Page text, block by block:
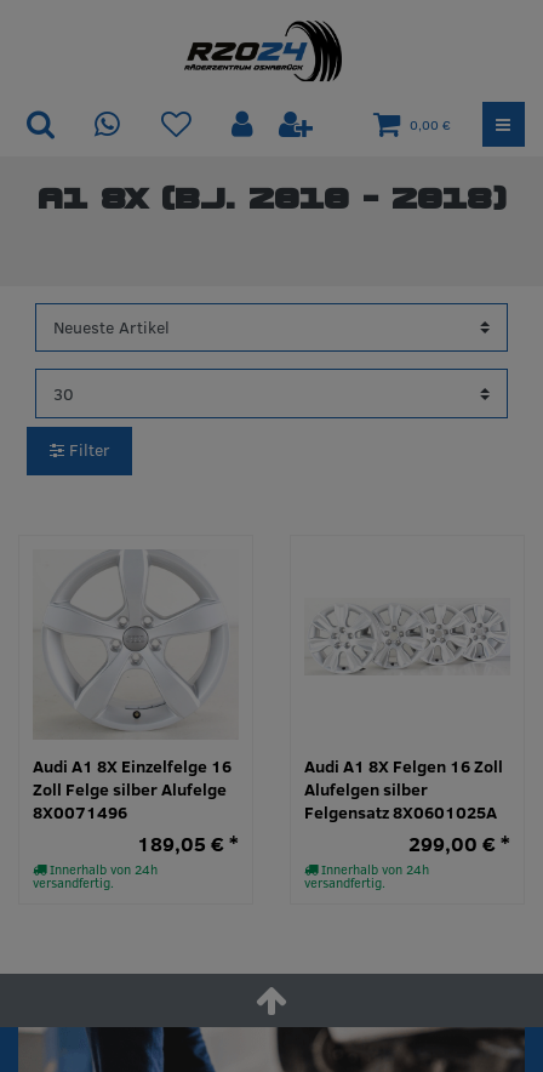
0,00 €
A1 8X (Bj. 2010 - 2018)
Filter
Audi A1 8X Einzelfelge 16
Zoll Felge silber Alufelge
8X0071496
Innerhalb von 24h
versandfertig.
189,05 € *
Audi A1 8X Felgen 16 Zoll
Alufelgen silber
Felgensatz 8X0601025A
Innerhalb von 24h
versandfertig.
299,00 € *